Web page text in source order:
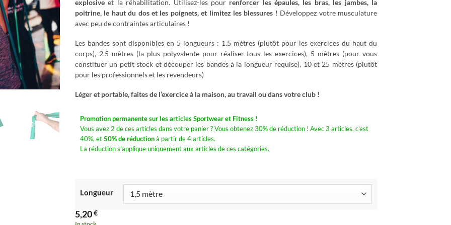
explosive et la réhabilitation. Utilisez-les pour renforcer les épaules, les bras, les jambes, la
poitrine, le haut du dos et les poignets, et limitez les blessures ! Développez votre musculature
avec peu de contraintes articulaires !
Les bandes sont disponibles en 5 longueurs : 1.5 mètres (plutôt pour les exercices du haut du
corps), 2.5 mètres (la plus polyvalente pour réaliser tous les exercices), 5 mètres (pour vous
constituer un petit stock et découper les bandes à la longueur requise), 10 et 25 mètres (plutôt
pour les professionnels et les revendeurs)
Léger et portable, faites de l’exercice à la maison, au travail ou dans votre club !
Promotion permanente sur les articles Sportwear et Fitness !
Vous avez 2 de ces articles dans votre panier ? Vous obtenez 30% de réduction ! Avec 3 articles, c'est
40%, et50% de réductionà partir de 4 articles.
La réduction s'applique uniquement aux articles de ces catégories.
Longueur
5,20€